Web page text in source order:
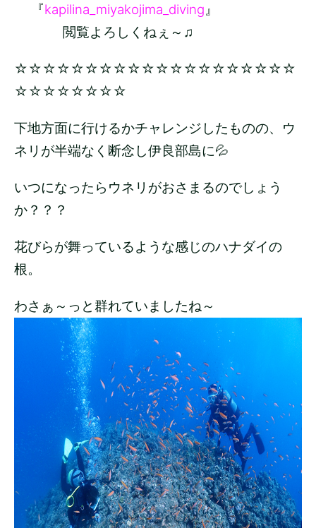
『kapilina_miyakojima_diving』
閲覧よろしくねぇ～♫
☆☆☆☆☆☆☆☆☆☆☆☆☆☆☆☆☆☆☆☆
☆☆☆☆☆☆☆☆
下地方面に行けるかチャレンジしたものの、ウ
ネリが半端なく断念し伊良部島に💦
いつになったらウネリがおさまるのでしょう
か？？？
花びらが舞っているような感じのハナダイの
根。
わさぁ～っと群れていましたね～